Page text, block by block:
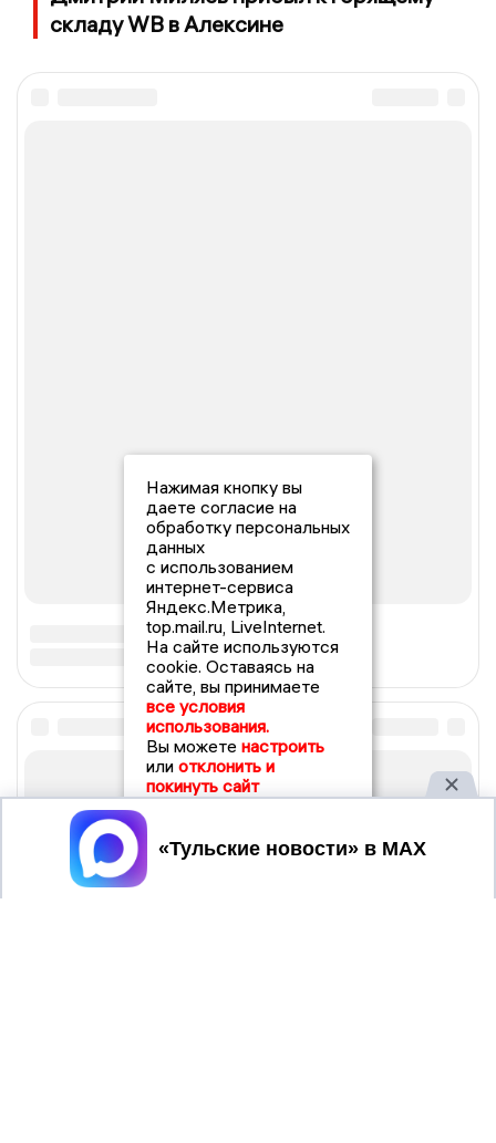
складу WB в Алексине
Нажимая кнопку вы
даете согласие на
обработку персональных
данных
с использованием
интернет-сервиса
Яндекс.Метрика,
top.mail.ru, LiveInternet.
На сайте используются
cookie. Оставаясь на
сайте, вы принимаете
все условия
использования.
Вы можете настроить
или отклонить и
покинуть сайт
Принять